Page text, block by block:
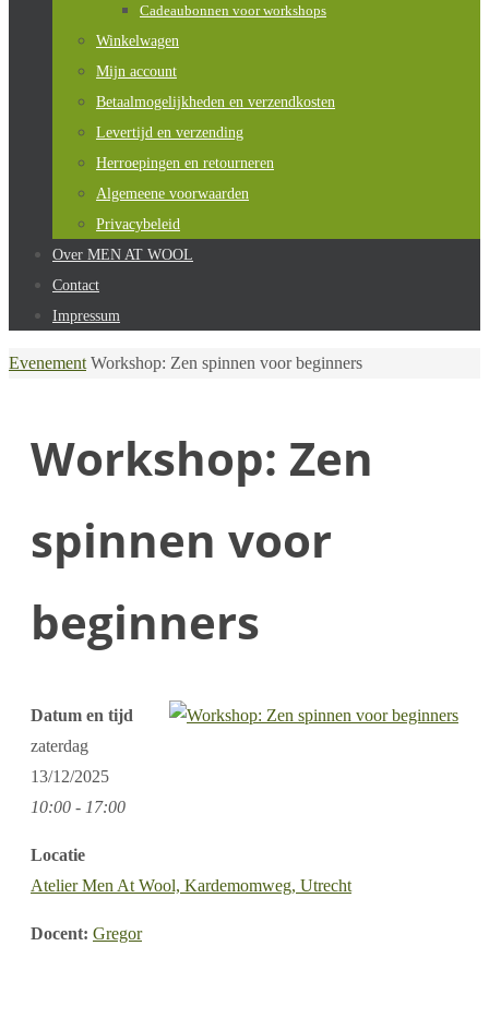
Cadeaubonnen voor workshops
Winkelwagen
Mijn account
Betaalmogelijkheden en verzendkosten
Levertijd en verzending
Herroepingen en retourneren
Algemeene voorwaarden
Privacybeleid
Over MEN AT WOOL
Contact
Impressum
Home
Evenement Workshop: Zen spinnen voor beginners
Workshop: Zen
spinnen voor
beginners
Datum en tijd
zaterdag
13/12/2025
10:00 - 17:00
Locatie
Atelier Men At Wool, Kardemomweg, Utrecht
Docent: Gregor